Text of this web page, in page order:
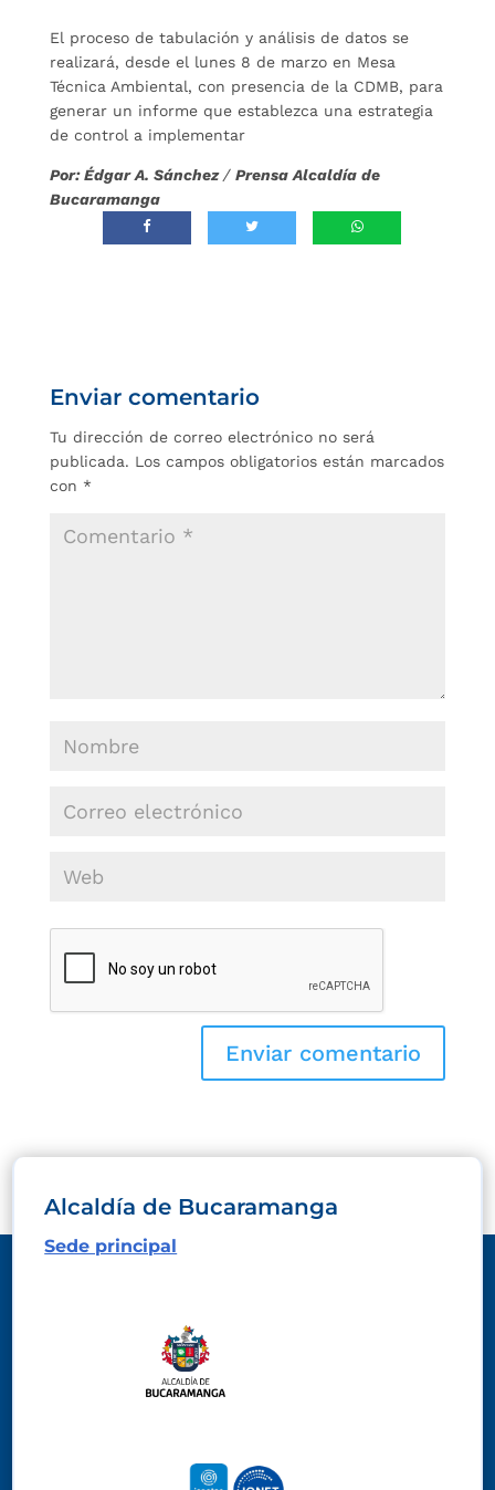
El proceso de tabulación y análisis de datos se
realizará, desde el lunes 8 de marzo en Mesa
Técnica Ambiental, con presencia de la CDMB, para
generar un informe que establezca una estrategia
de control a implementar
Por: Édgar A. Sánchez/ Prensa Alcaldía de
Bucaramanga
Enviar comentario
Tu dirección de correo electrónico no será
publicada. Los campos obligatorios están marcados
con *
Alcaldía de Bucaramanga
Sede principal